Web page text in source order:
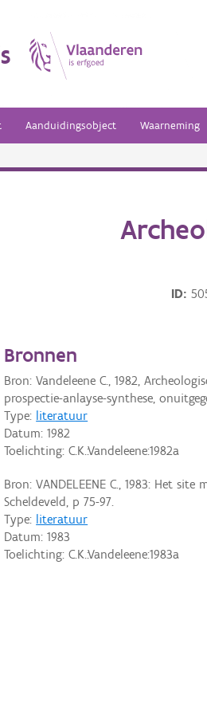
Aanduidingsobject Waarneming
ID
Bronnen
Bron: Vandeleene C., 1982,
prospectie-anlayse-synthese,
Type: literatuur
Datum:1982
Toelichting: C.K.:Vandeleene:1982a
Bron: VANDELEENE C., 1983: Het
Scheldeveld, p 75-97.
Type: literatuur
Datum:1983
Toelichting: C.K.:Vandeleene:1983a